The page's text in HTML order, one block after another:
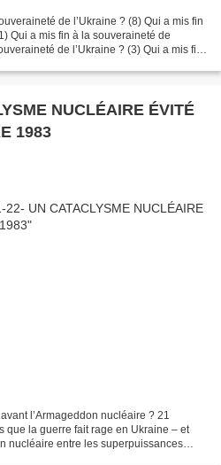
de l’Ukraine ? (8) Qui a mis fin
Qui a mis fin à la souveraineté de
de l’Ukraine ? (3) Qui a mis fin
NUCLÉAIRE ÉVITÉ
1983
l’Armageddon nucléaire ? 21
que la guerre fait rage en Ukraine – et
nucléaire entre les superpuissances